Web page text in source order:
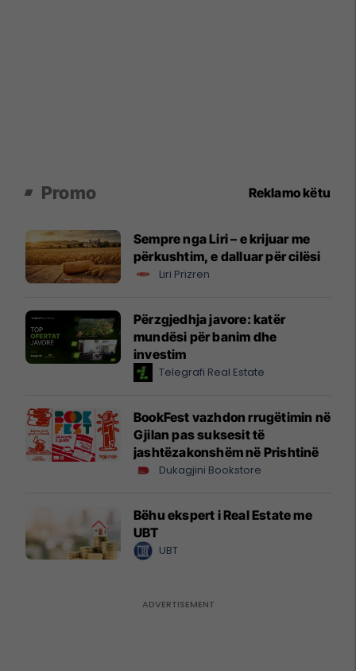
Promo Reklamo këtu
Sempre nga Liri – e krijuar me
përkushtim, e dalluar për cilësi
Liri Prizren
Përzgjedhja javore: katër
mundësi për banim dhe
investim
Telegrafi Real Estate
BookFest vazhdon rrugëtimin në
Gjilan pas suksesit të
jashtëzakonshëm në Prishtinë
Dukagjini Bookstore
Bëhu ekspert i Real Estate me
UBT
UBT